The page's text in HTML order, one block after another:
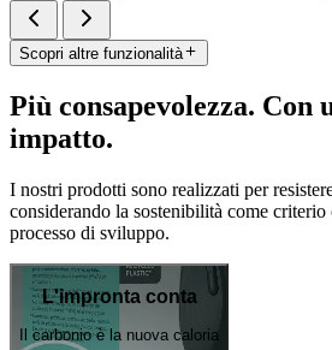
Scopri altre funzionalità
Più consapevolezza. Con
impatto.
I nostri prodotti sono realizzati per
considerando la sostenibilità come
processo di sviluppo.
L'impronta conta
Il carbonio è la nuova caloria